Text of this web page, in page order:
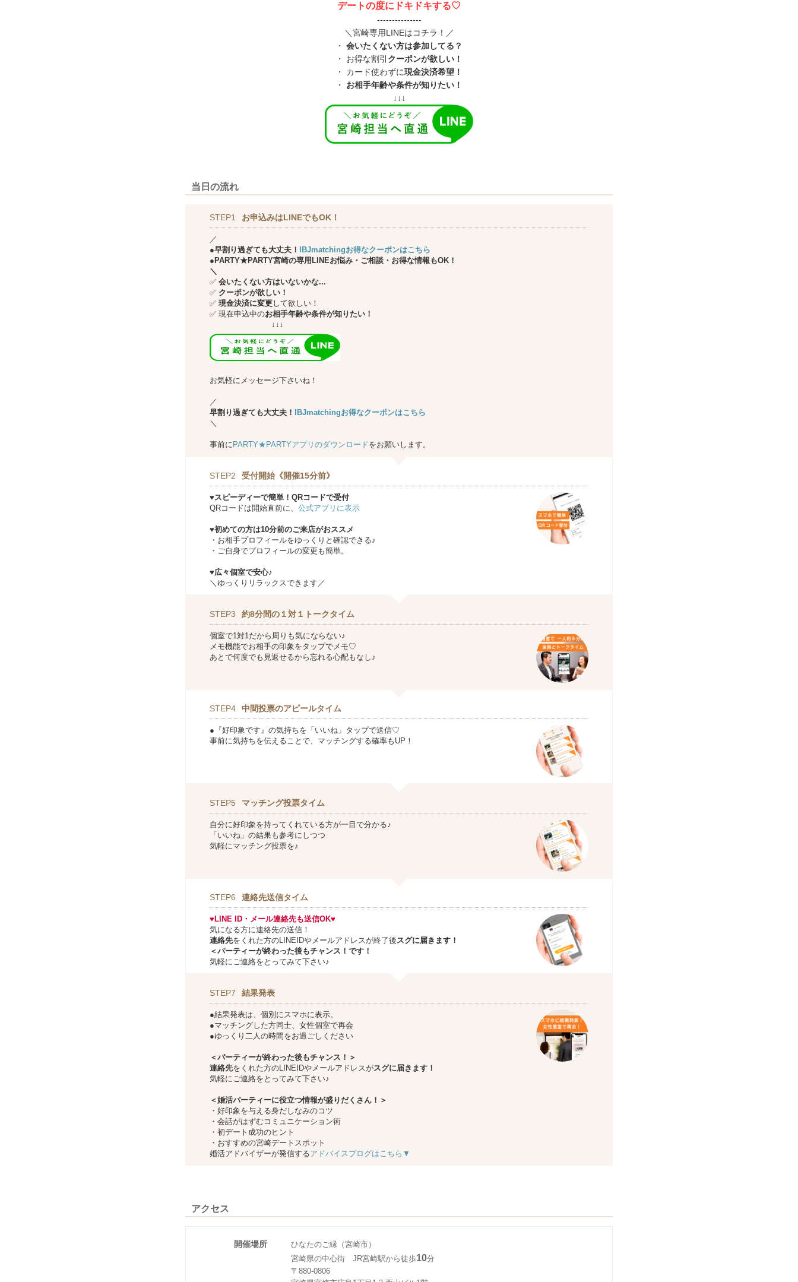
デートの度にドキドキする♡
---------------
＼宮崎専用LINEはコチラ！／
・ 会いたくない方は参加してる？
・ お得な割引 クーポンが欲しい！
・ カード使わずに現金決済希望！
・
お相手年齢や条件が知りたい！
↓↓↓
当日の流れ
STEP1 お申込みはLINEでもOK！
／
●早割り過ぎても大丈夫！
IBJmatchingお得なクーポンはこちら
●PARTY★PARTY宮崎の専用LINEお悩み・ご相談・お得な情報もOK！
＼
✅ 会いたくない方はいないかな...
✅ クーポンが欲しい！
✅ 現金決済に変更して欲しい！
✅ 現在申込中のお相手年齢や条件が知りたい！
↓↓↓
お気軽にメッセージ下さいね！
／
早割り過ぎても大丈夫！
IBJmatchingお得なクーポンはこちら
＼
事前に PARTY★PARTYアプリのダウンロードをお願いします。
STEP2 受付開始《開催15分前》
♥スピーディーで簡単！QRコードで受付
QRコードは開始直前に、 公式アプリに表示
♥初めての方は10分前のご来店がおススメ
・お相手プロフィールをゆっくりと確認できる♪
・ご自身でプロフィールの変更も簡単。
♥広々個室で安心♪
＼ゆっくりリラックスできます／
STEP3 約8分間の１対１トークタイム
個室で1対1だから周りも気にならない♪
メモ機能でお相手の印象をタップでメモ♡
あとで何度でも見返せるから忘れる心配もなし♪
STEP4 中間投票のアピールタイム
●『好印象です』の気持ちを「いいね」タップで送信♡
事前に気持ちを伝えることで、マッチングする確率もUP！
STEP5 マッチング投票タイム
自分に好印象を持ってくれている方が一目で分かる♪
「いいね」の結果も参考にしつつ
気軽にマッチング投票を♪
STEP6 連絡先送信タイム
♥LINE ID・メール連絡先も送信OK♥
気になる方に連絡先の送信！
連絡先をくれた方のLINEIDやメールアドレスが終了後スグに届きます！
＜パーティーが終わった後もチャンス！です！
気軽にご連絡をとってみて下さい♪
STEP7 結果発表
●結果発表は、個別にスマホに表示。
●マッチングした方同士、女性個室で再会
●ゆっくり二人の時間をお過ごしください
＜パーティーが終わった後もチャンス！＞
連絡先をくれた方のLINEIDやメールアドレスがスグに届きます！
気軽にご連絡をとってみて下さい♪
＜婚活パーティーに役立つ情報が盛りだくさん！＞
・好印象を与える身だしなみのコツ
・会話がはずむコミュニケーション術
・初デート成功のヒント
・おすすめの宮崎デートスポット
婚活アドバイザーが発信するアドバイスブログはこちら▼
アクセス
開催場所
ひなたのご縁（宮崎市）
宮崎県の中心街 JR宮崎駅から徒歩10分
〒880-0806